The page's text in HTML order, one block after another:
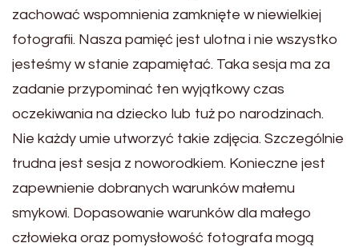
zachować wspomnienia zamknięte w niewielkiej
fotografii. Nasza pamięć jest ulotna i nie wszystko
jesteśmy w stanie zapamiętać. Taka sesja ma za
zadanie przypominać ten wyjątkowy czas
oczekiwania na dziecko lub tuż po narodzinach.
Nie każdy umie utworzyć takie zdjęcia. Szczególnie
trudna jest sesja z noworodkiem. Konieczne jest
zapewnienie dobranych warunków małemu
smykowi. Dopasowanie warunków dla małego
człowieka oraz pomysłowość fotografa mogą